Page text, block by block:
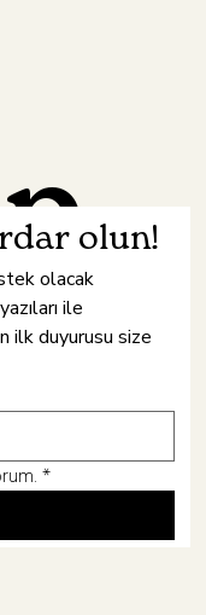
olun!
olacak
ile
ilk duyurusu size
*